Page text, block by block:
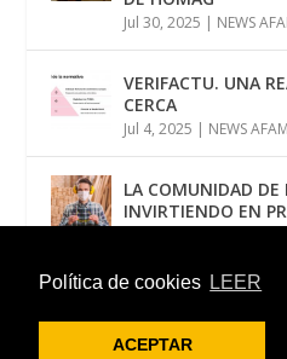
Política de cookies LEER
ACEPTAR
Jul 30, 2025 | NEWS
VERIFACTU. UNA
CERCA
Jul 4, 2025 | NEWS
LA COMUNIDAD DE
INVIRTIENDO EN
LABORALES
NEWS